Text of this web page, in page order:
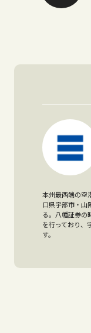
本州最西端の空
口県宇部市・山
る。八幡証券の
を行っており、
す。